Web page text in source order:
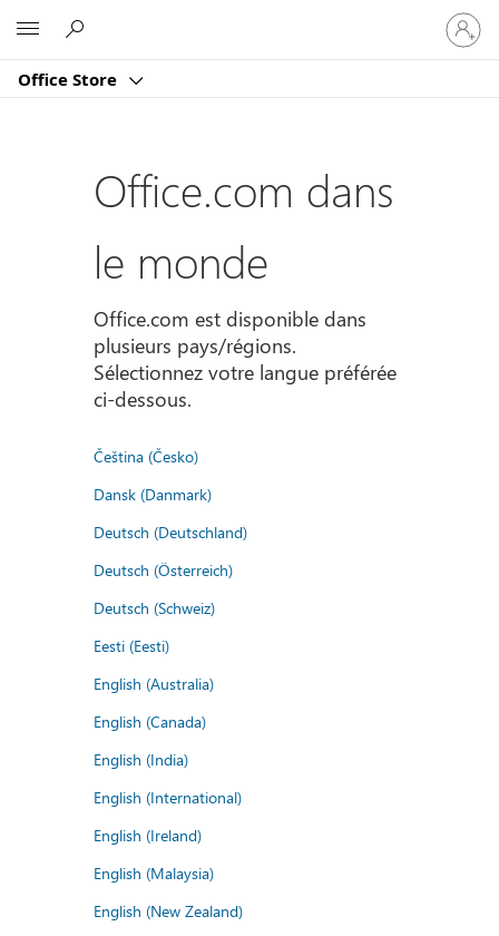
Office Store
vous
à
compte
Office.com dans
le monde
Office.com est disponible dans
plusieurs pays/régions.
Sélectionnez votre langue préférée
ci-dessous.
Čeština (Česko)
Dansk (Danmark)
Deutsch (Deutschland)
Deutsch (Österreich)
Deutsch (Schweiz)
Eesti (Eesti)
English (Australia)
English (Canada)
English (India)
English (International)
English (Ireland)
English (Malaysia)
English (New Zealand)